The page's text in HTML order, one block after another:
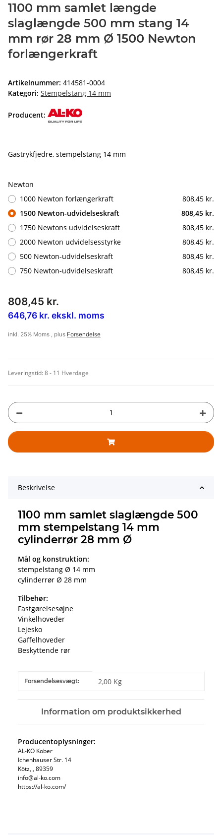
1100 mm samlet længde
slaglængde 500 mm stang 14
mm rør 28 mm Ø 1500 Newton
forlængerkraft
Artikelnummer: 414581-0004
Kategori: Stempelstang 14 mm
Producent:
Gastrykfjedre, stempelstang 14 mm
Newton
1000 Newton forlængerkraft
808,45 kr.
1500 Newton-udvidelseskraft
808,45 kr.
1750 Newtons udvidelseskraft
808,45 kr.
2000 Newton udvidelsesstyrke
808,45 kr.
500 Newton-udvidelseskraft
808,45 kr.
750 Newton-udvidelseskraft
808,45 kr.
808,45 kr.
646,76 kr. ekskl. moms
inkl. 25% Moms , plus Forsendelse
Leveringstid:8 - 11 Hverdage
Beskrivelse
1100 mm samlet slaglængde 500
mm stempelstang 14 mm
cylinderrør 28 mm Ø
Mål og konstruktion:
stempelstang Ø 14 mm
cylinderrør Ø 28 mm
Tilbehør:
Fastgørelsesøjne
Vinkelhoveder
Lejesko
Gaffelhoveder
Beskyttende rør
#productDetails.itemInformation#
#productDetails.itemValue#
Forsendelsesvægt: 2,00 Kg
Information om produktsikkerhed
Producentoplysninger:
AL-KO Kober
Ichenhauser Str. 14
Kötz, , 89359
info@al-ko.com
https://al-ko.com/